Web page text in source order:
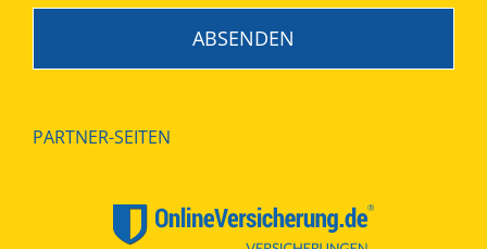
PARTNER-SEITEN